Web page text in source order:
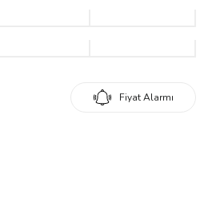
Fiyat Alarmı